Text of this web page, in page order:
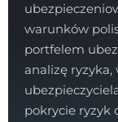
warunków
portfelem
analizę ryzyka,
pokrycie ryzyk